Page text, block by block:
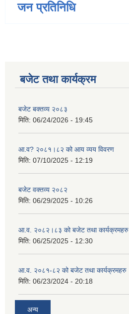
जन प्रतिनिधि
बजेट तथा कार्यक्रम
बजेट बक्तव्य २०८३
मिति: 06/24/2026 - 19:45
आ.व? २०८१।८२ को आय व्यय विवरण
मिति: 07/10/2025 - 12:19
बजेट वक्तव्य २०८२
मिति: 06/29/2025 - 10:26
आ.व. २०८२।८३ को बजेट तथा कार्यक्रमहरु
मिति: 06/25/2025 - 12:30
आ.व. २०८१-८२ को बजेट तथा कार्यक्रमहरु
मिति: 06/23/2024 - 20:18
अन्य